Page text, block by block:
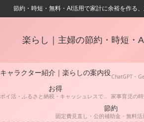
節約・時短・無料・AI活用で家計に余裕を作る
楽らし｜主婦の節約・時短・
キャラクター紹介｜楽らしの案内役ChatGPT・
お得
節約